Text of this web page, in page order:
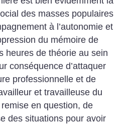
des masses populaires
à l’autonomie et
du mémoire de
heures de théorie au sein
conséquence d’attaquer
professionnelle et de
et travailleuse du
en question, de
des situations pour avoir